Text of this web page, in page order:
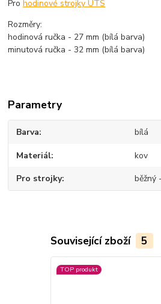
Prohodinové strojky UTS
Rozměry:
hodinová ručka - 27 mm (bílá barva)
minutová ručka - 32 mm (bílá barva)
Parametry
Barva bílá
Materiál kov
Pro strojky běžný
Související zboží 5
TOP produkt